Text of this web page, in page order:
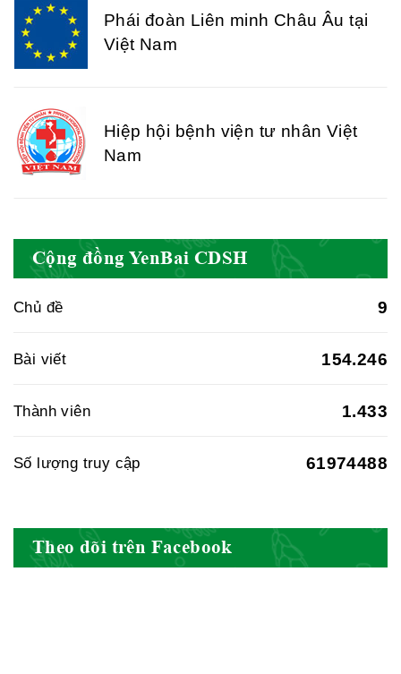
Phái đoàn Liên minh Châu Âu tại
Việt Nam
Hiệp hội bệnh viện tư nhân Việt
Nam
Cục quản lý y dược cổ truyền -
BYT
Hiệp hội doanh nghiệp dược Việt
Hội Đông Y Việt Nam
Cộng đồng YenBai CDSH
Chủ đề 9
Bài viết 154.246
Thành viên 1.433
Số lượng truy cập 61974488
Theo dõi trên Facebook